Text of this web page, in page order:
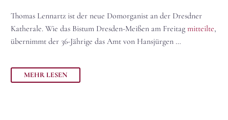
Thomas Lennartz ist der neue Domorganist an der Dresdner
Katherale. Wie das Bistum Dresden-Meißen am Freitag mitteilte,
übernimmt der 36-Jährige das Amt von Hansjürgen …
MEHR LESEN